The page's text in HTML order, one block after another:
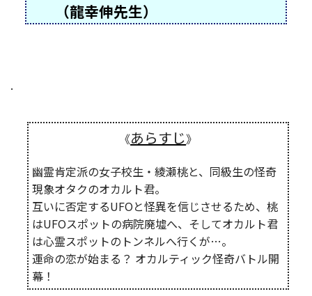
（龍幸伸先生）
.
《あらすじ》
幽霊肯定派の女子校生・綾瀬桃と、同級生の怪奇
現象オタクのオカルト君。
互いに否定するUFOと怪異を信じさせるため、桃
はUFOスポットの病院廃墟へ、そしてオカルト君
は心霊スポットのトンネルへ行くが…。
運命の恋が始まる？ オカルティック怪奇バトル開
幕！